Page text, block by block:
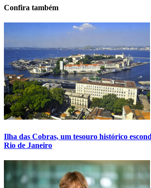
Confira também
Ilha das Cobras, um tesouro histórico
Rio de Janeiro